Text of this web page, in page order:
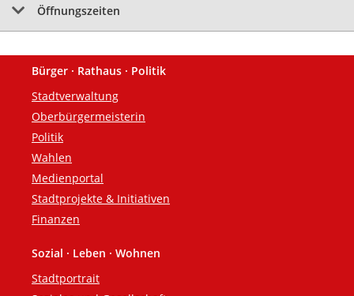
Öffnungszeiten
Fußzeile
Bürger · Rathaus · Politik
Stadtverwaltung
Oberbürgermeisterin
Politik
Wahlen
Medienportal
Stadtprojekte & Initiativen
Finanzen
Sozial · Leben · Wohnen
Stadtportrait